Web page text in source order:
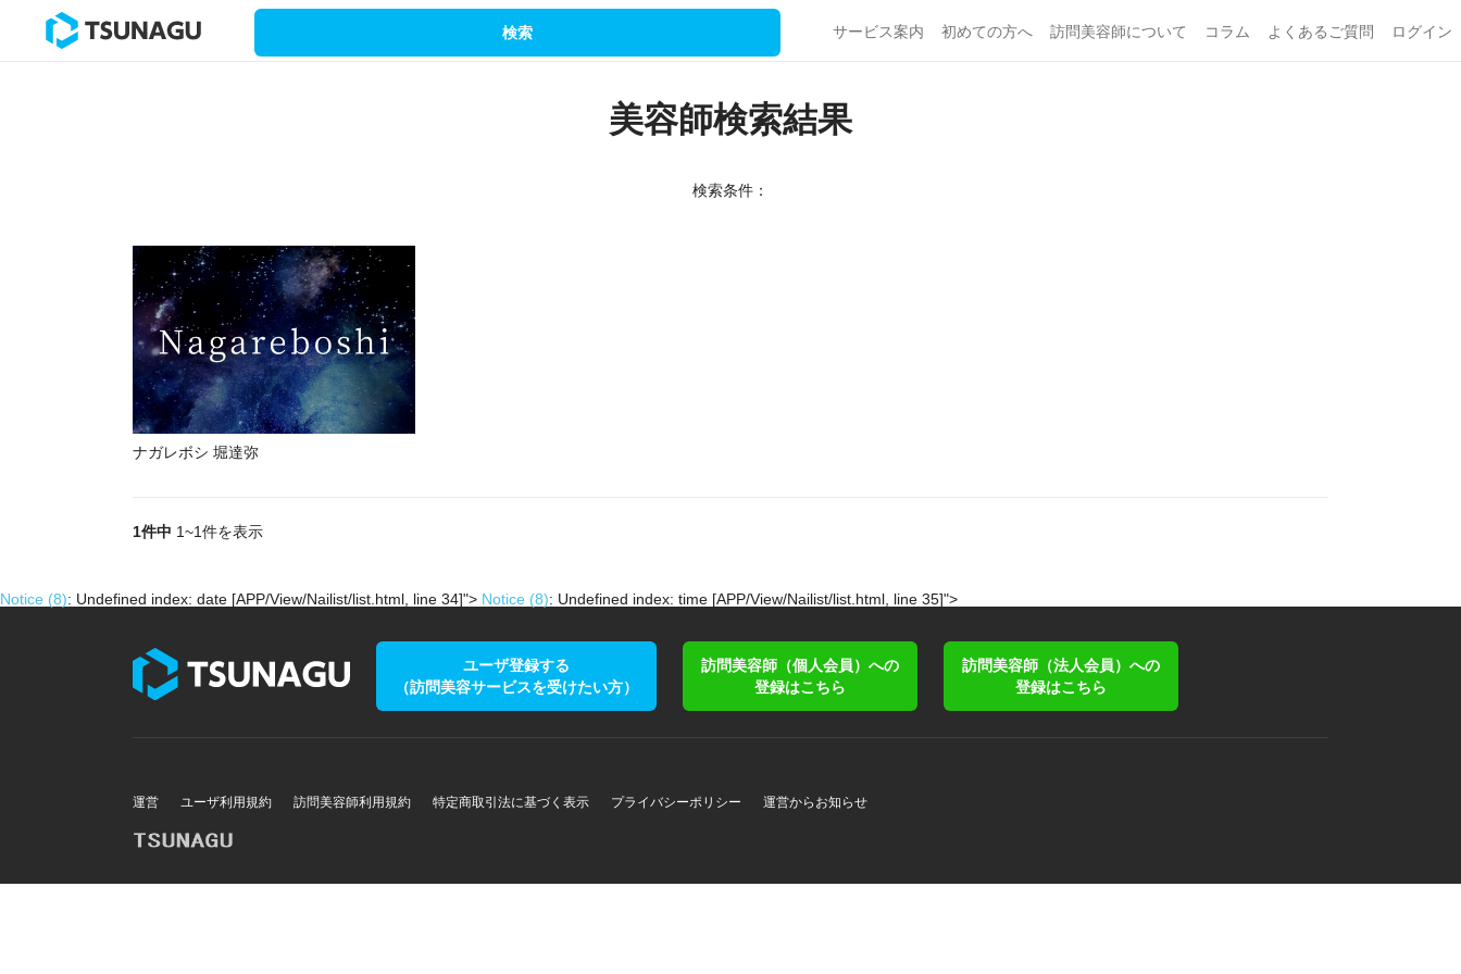
検索 サービス案内 初めての方へ 訪問美容師について コラム よくあるご質問 ログイン
美容師検索結果
検索条件：
ナガレボシ 堀達弥
1件中 1~1件を表示
Notice (8): Undefined index: date [APP/View/Nailist/list.html, line 34]"> Notice (8): Undefined index: time [APP/View/Nailist/list.html, line 35]">
ユーザ登録する
（訪問美容サービスを受けたい方）
訪問美容師（個人会員）への
登録はこちら
訪問美容師（法人会員）への
登録はこちら
運営 ユーザ利用規約 訪問美容師利用規約 特定商取引法に基づく表示 プライバシーポリシー 運営からお知らせ